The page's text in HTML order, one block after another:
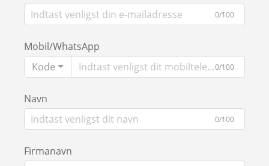
0/100
Mobil/WhatsApp
Kode
0/100
Navn
0/100
Firmanavn